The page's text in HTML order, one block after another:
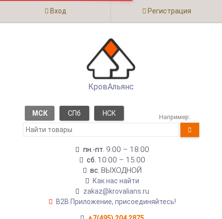
Вход Регистрация
КровАльянс
МСК СПб НСК Например:
пн.-пт. 9:00 – 18:00
сб. 10:00 – 15:00
вс. ВЫХОДНОЙ
Как нас найти
zakaz@krovalians.ru
B2B Приложение, присоединяйтесь!